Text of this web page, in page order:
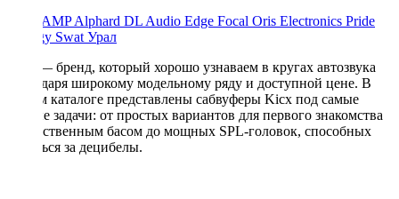
AMP Alphard DL Audio Edge Focal Oris Electronics Pride
Prology Swat Урал
Kicx — бренд, который хорошо узнаваем в кругах автозвука
благодаря широкому модельному ряду и доступной цене. В
нашем каталоге представлены сабвуферы Kicx под самые
разные задачи: от простых вариантов для первого знакомства
с качественным басом до мощных SPL-головок, способных
бороться за децибелы.